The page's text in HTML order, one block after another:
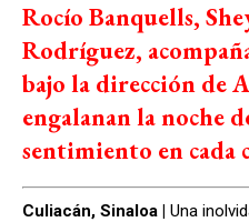
Rocío Banquells,
Rodríguez,
bajo la dirección de
engalanan la noche
sentimiento en cada
Culiacán, Sinaloa | Una